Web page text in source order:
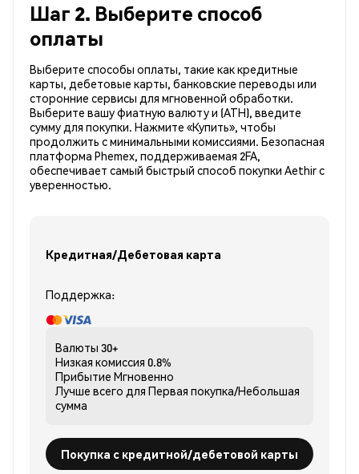
Шаг 2. Выберите способ
оплаты
Выберите способы оплаты, такие как кредитные
карты, дебетовые карты, банковские переводы или
сторонние сервисы для мгновенной обработки.
Выберите вашу фиатную валюту и (ATH), введите
сумму для покупки. Нажмите «Купить», чтобы
продолжить с минимальными комиссиями. Безопасная
платформа Phemex, поддерживаемая 2FA,
обеспечивает самый быстрый способ покупки Aethir с
уверенностью.
Кредитная/Дебетовая карта
Поддержка:
Валюты 30+
Низкая комиссия 0.8%
Прибытие Мгновенно
Лучше всего для Первая покупка/Небольшая
сумма
Покупка с кредитной/дебетовой карты